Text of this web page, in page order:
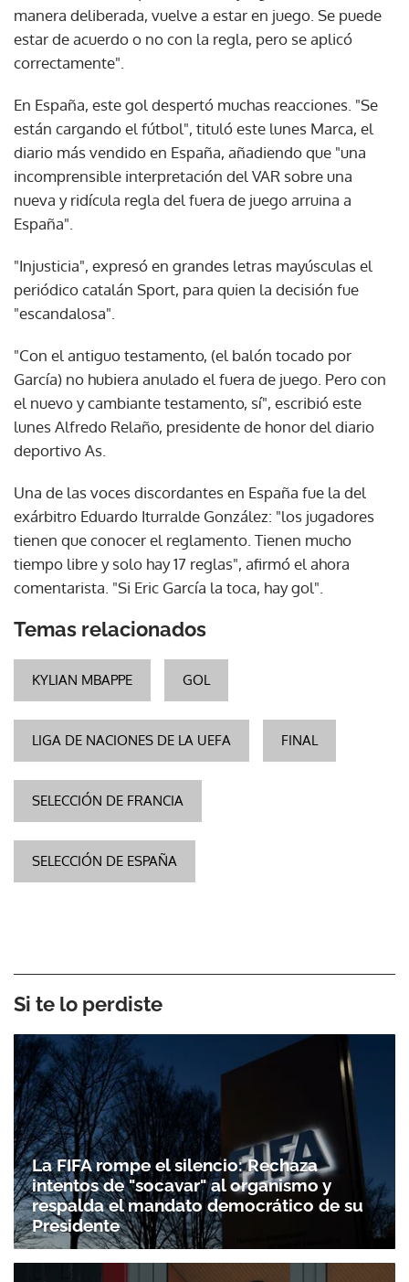
manera deliberada, vuelve a estar en juego. Se puede
estar de acuerdo o no con la regla, pero se aplicó
correctamente".
En España, este gol despertó muchas reacciones. "Se
están cargando el fútbol", tituló este lunes Marca, el
diario más vendido en España, añadiendo que "una
incomprensible interpretación del VAR sobre una
nueva y ridícula regla del fuera de juego arruina a
España".
"Injusticia", expresó en grandes letras mayúsculas el
periódico catalán Sport, para quien la decisión fue
"escandalosa".
"Con el antiguo testamento, (el balón tocado por
García) no hubiera anulado el fuera de juego. Pero con
el nuevo y cambiante testamento, sí", escribió este
lunes Alfredo Relaño, presidente de honor del diario
deportivo As.
Una de las voces discordantes en España fue la del
exárbitro Eduardo Iturralde González: "los jugadores
tienen que conocer el reglamento. Tienen mucho
tiempo libre y solo hay 17 reglas", afirmó el ahora
comentarista. "Si Eric García la toca, hay gol".
Temas relacionados
KYLIAN MBAPPE GOL
LIGA DE NACIONES DE LA UEFA FINAL
SELECCIÓN DE FRANCIA
SELECCIÓN DE ESPAÑA
Si te lo perdiste
La FIFA rompe el silencio: Rechaza
intentos de "socavar" al organismo y
respalda el mandato democrático de su
Presidente